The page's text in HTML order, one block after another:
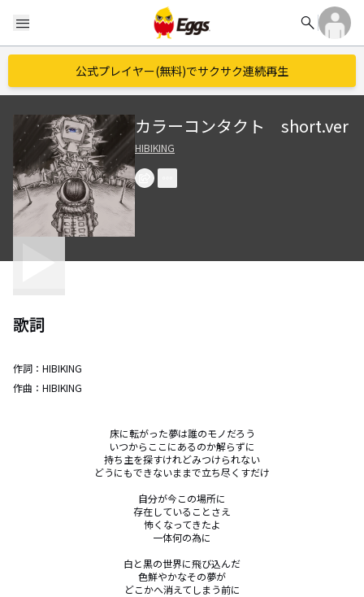
menu search
公式プレイヤー(無料)でサクサク連続再生
カラーコンタクト short.ver
HIBIKING
歌詞
作詞： HIBIKING
作曲： HIBIKING
床に転がった夢は誰のモノだろう
いつからここにあるのか解らずに
持ち主を探すけれどみつけられない
どうにもできないままで立ち尽くすだけ
自分が今この場所に
存在していることさえ
怖くなってきたよ
一体何の為に
白と黒の世界に飛び込んだ
色鮮やかなその夢が
どこかへ消えてしまう前に